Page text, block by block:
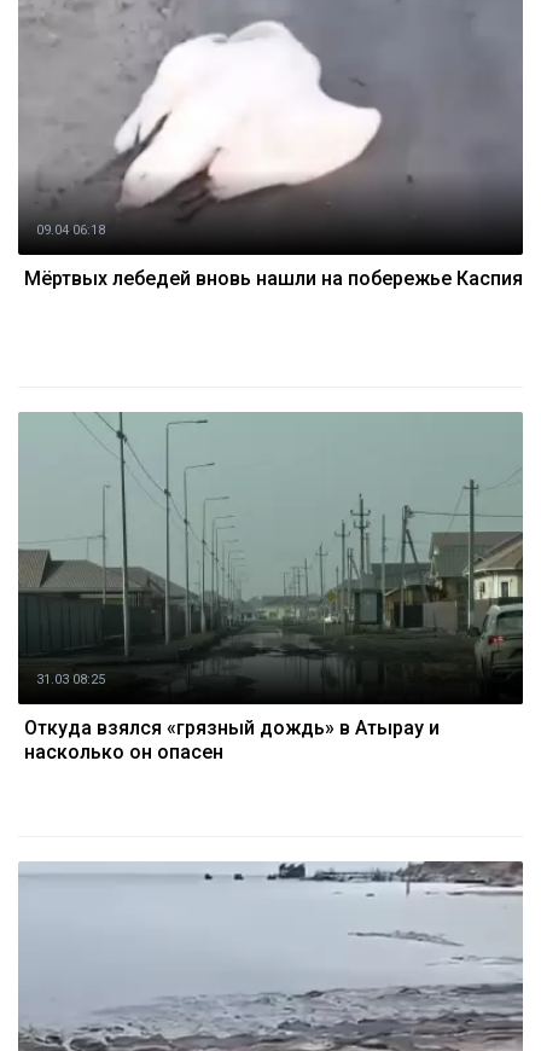
09.04 06:18
Мёртвых лебедей вновь нашли на побережье Каспия
31.03 08:25
Откуда взялся «грязный дождь» в Атырау и
насколько он опасен